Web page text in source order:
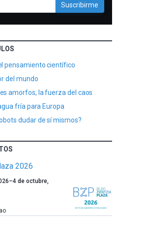
Suscribirme
pensamiento científico
del mundo
amorfos, la fuerza del caos
fría para Europa
dudar de sí mismos?
2026
–4 de octubre,